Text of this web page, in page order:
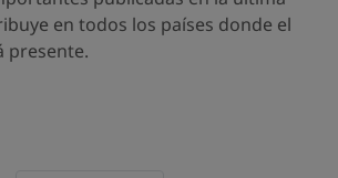
en todos los países donde el
presente.